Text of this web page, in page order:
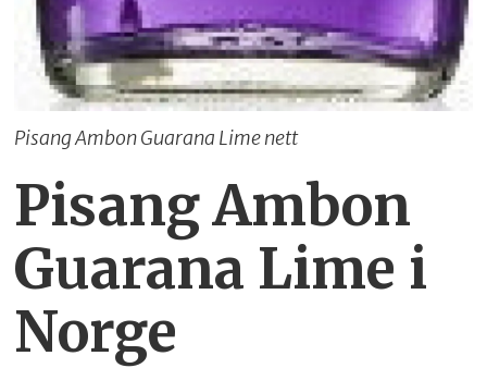
Pisang Ambon Guarana Lime nett
Pisang Ambon
Guarana Lime i
Norge